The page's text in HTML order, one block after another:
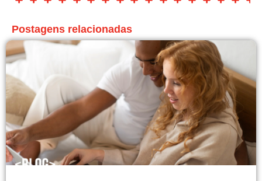
Postagens relacionadas